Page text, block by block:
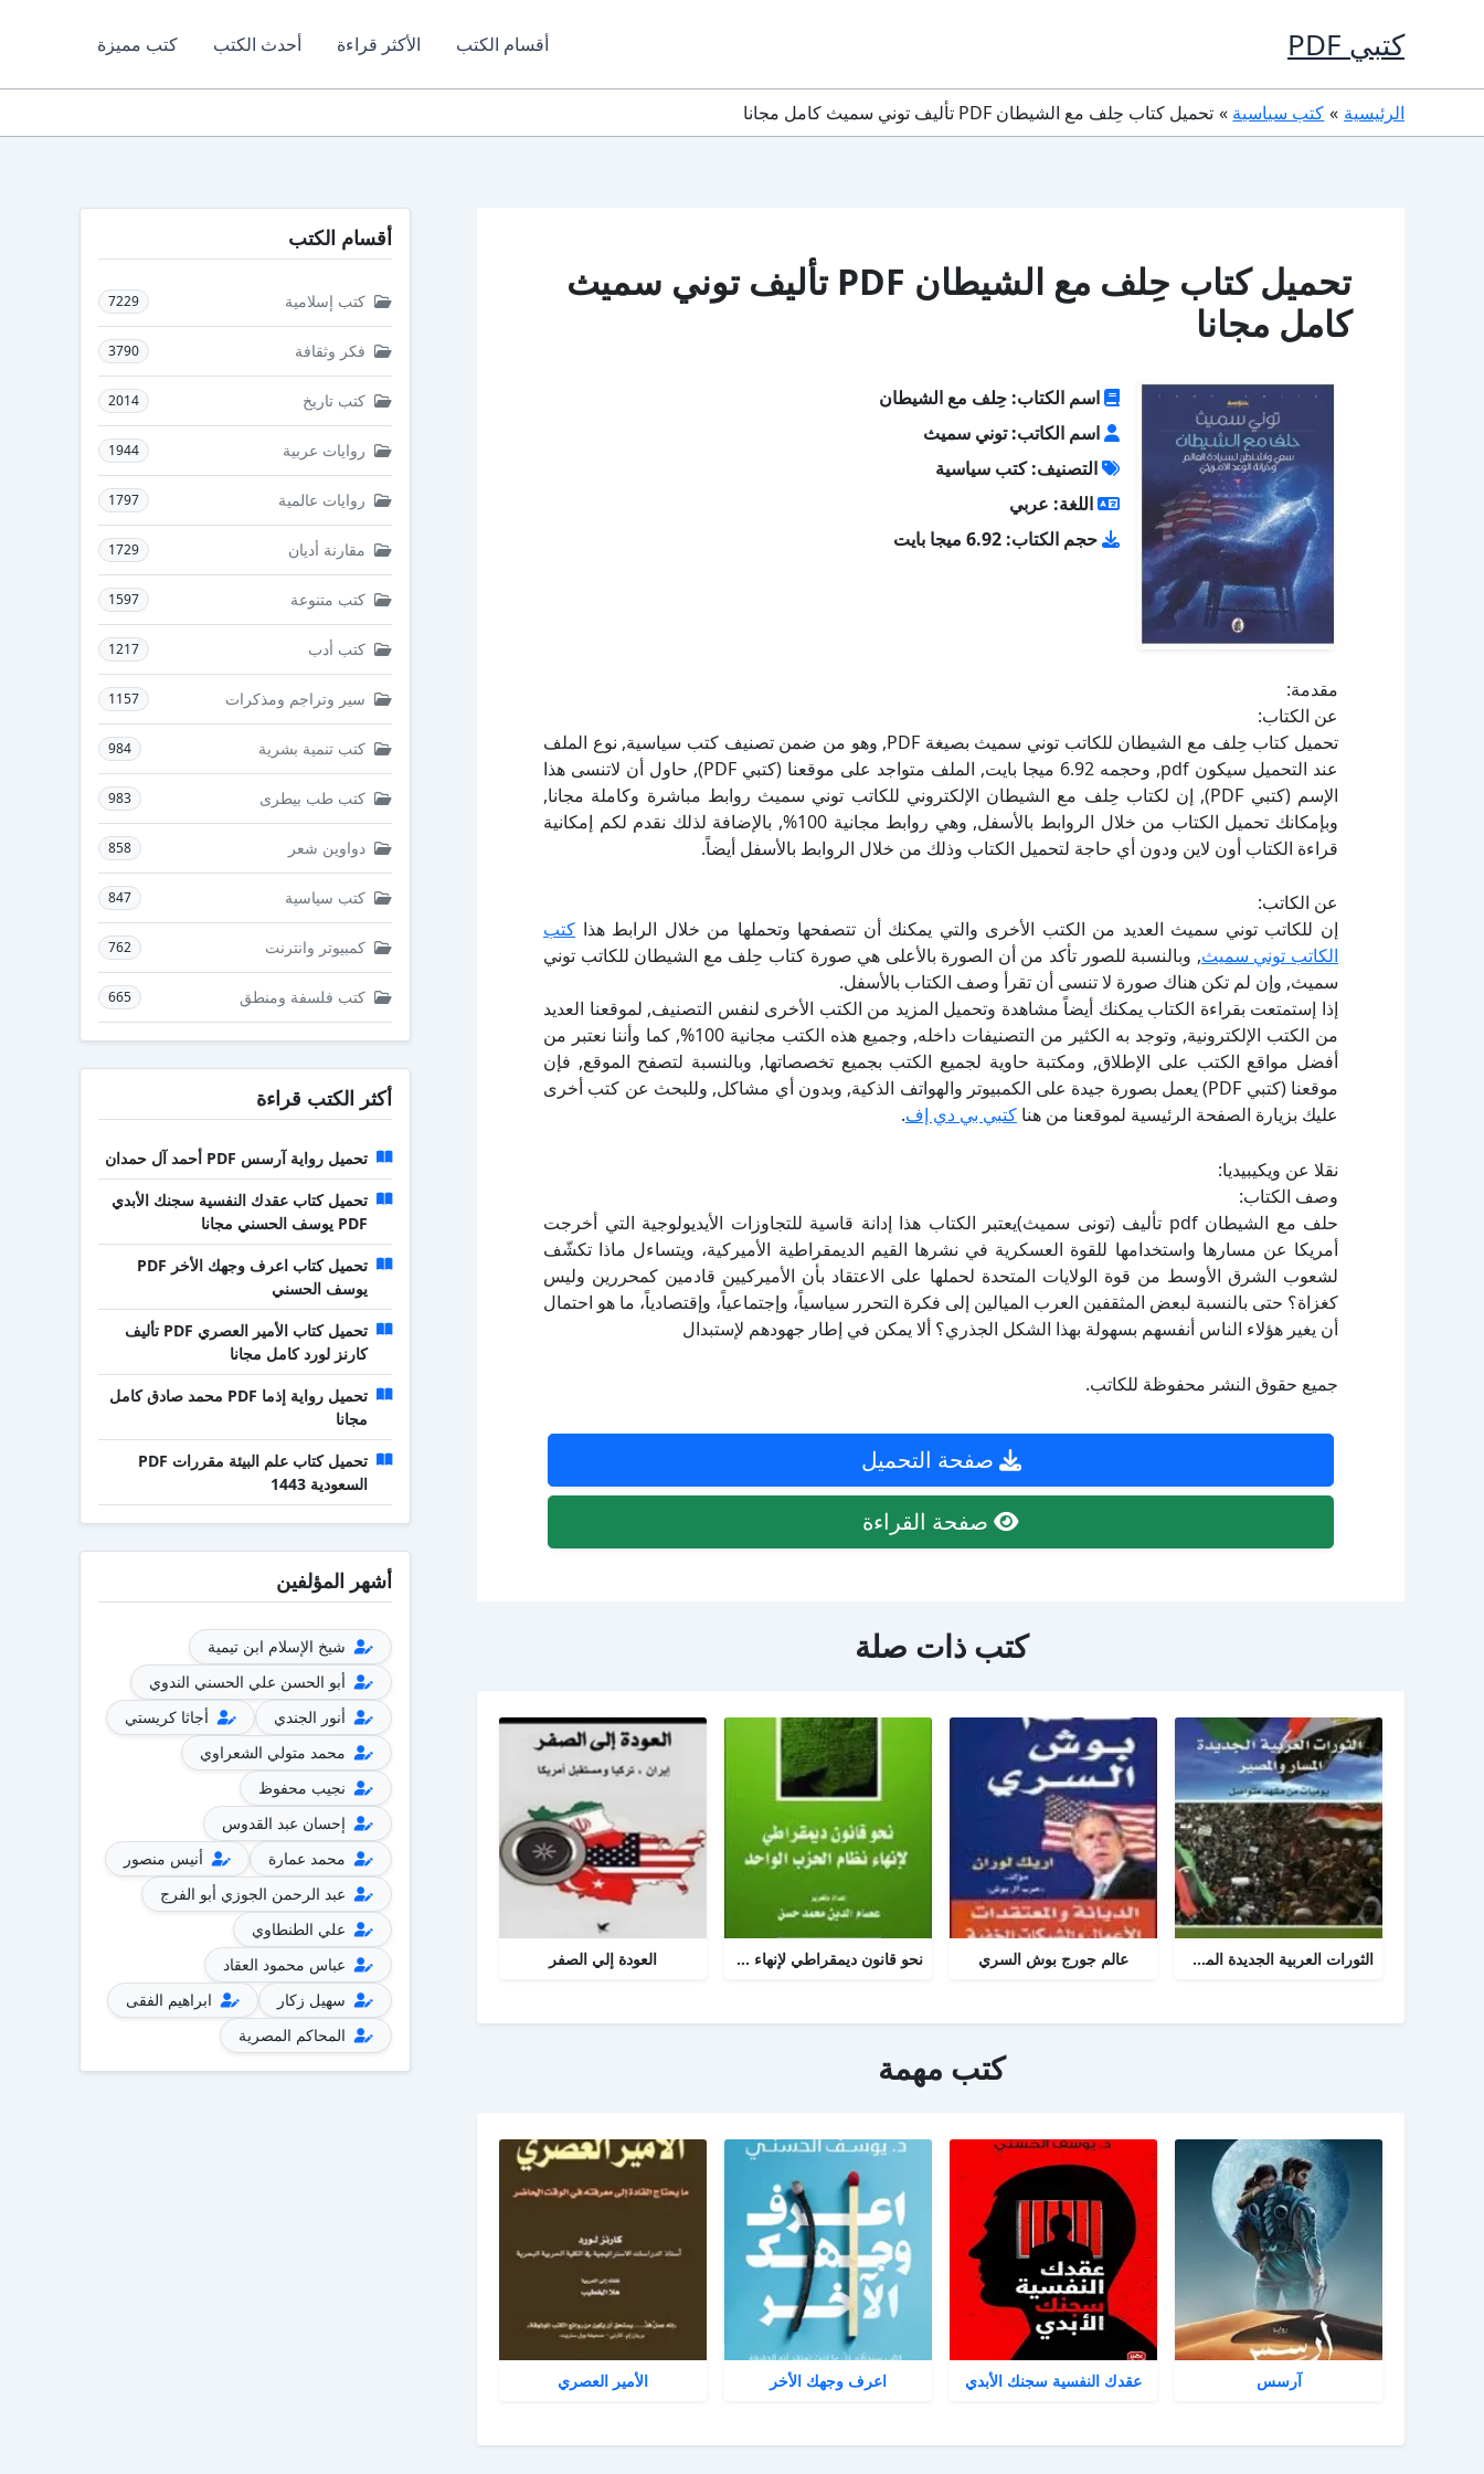
كتبي PDF أقسام الكتب الأكثر قراءة أحدث الكتب كتب مميزة
الرئيسية كتب سياسية تحميل كتاب حِلف مع الشيطان PDF تأليف توني سميث كامل مجانا
تحميل كتاب حِلف مع الشيطان PDF تأليف توني سميث
كامل مجانا
اسم الكتاب: حِلف مع الشيطان
اسم الكاتب: توني سميث
التصنيف: كتب سياسية
اللغة: عربي
حجم الكتاب: 6.92 ميجا بايت
مقدمة:
عن الكتاب:
تحميل كتاب حِلف مع الشيطان للكاتب توني سميث بصيغة PDF, وهو من ضمن تصنيف كتب سياسية, نوع الملف
عند التحميل سيكون pdf, وحجمه 6.92 ميجا بايت, الملف متواجد على موقعنا (كتبي PDF), حاول أن لاتنسى هذا
الإسم (كتبي PDF), إن لكتاب حِلف مع الشيطان الإلكتروني للكاتب توني سميث روابط مباشرة وكاملة مجانا,
وبإمكانك تحميل الكتاب من خلال الروابط بالأسفل, وهي روابط مجانية 100%, بالإضافة لذلك نقدم لكم إمكانية
قراءة الكتاب أون لاين ودون أي حاجة لتحميل الكتاب وذلك من خلال الروابط بالأسفل أيضاً.
عن الكاتب:
إن للكاتب توني سميث العديد من الكتب الأخرى والتي يمكنك أن تتصفحها وتحملها من خلال الرابط هذا كتب
الكاتب توني سميث, وبالنسبة للصور تأكد من أن الصورة بالأعلى هي صورة كتاب حِلف مع الشيطان للكاتب توني
سميث, وإن لم تكن هناك صورة لا تنسى أن تقرأ وصف الكتاب بالأسفل.
إذا إستمتعت بقراءة الكتاب يمكنك أيضاً مشاهدة وتحميل المزيد من الكتب الأخرى لنفس التصنيف, لموقعنا العديد
من الكتب الإلكترونية, وتوجد به الكثير من التصنيفات داخله, وجميع هذه الكتب مجانية 100%, كما وأننا نعتبر من
أفضل مواقع الكتب على الإطلاق, ومكتبة حاوية لجميع الكتب بجميع تخصصاتها, وبالنسبة لتصفح الموقع, فإن
موقعنا (كتبي PDF) يعمل بصورة جيدة على الكمبيوتر والهواتف الذكية, وبدون أي مشاكل, وللبحث عن كتب أخرى
عليك بزيارة الصفحة الرئيسية لموقعنا من هنا كتبي بي دي إف.
نقلا عن ويكيبيديا:
وصف الكتاب:
حلف مع الشيطان pdf تأليف (تونى سميث)يعتبر الكتاب هذا إدانة قاسية للتجاوزات الأيديولوجية التي أخرجت
أمريكا عن مسارها واستخدامها للقوة العسكرية في نشرها القيم الديمقراطية الأميركية، ويتساءل ماذا تكشّف
لشعوب الشرق الأوسط من قوة الولايات المتحدة لحملها على الاعتقاد بأن الأميركيين قادمين كمحررين وليس
كغزاة؟ حتى بالنسبة لبعض المثقفين العرب الميالين إلى فكرة التحرر سياسياً، وإجتماعياً، وإقتصادياً، ما هو احتمال
أن يغير هؤلاء الناس أنفسهم بسهولة بهذا الشكل الجذري؟ ألا يمكن في إطار جهودهم لإستبدال
جميع حقوق النشر محفوظة للكاتب.
صفحة التحميل
صفحة القراءة
كتب ذات صلة
الثورات العربية الجديدة المسار والمصير عالم جورج بوش السري نحو قانون ديمقراطي لإنهاء نظام الحزب الواحد العودة إلي الصفر
كتب مهمة
آرسس عقدك النفسية سجنك الأبدي اعرف وجهك الأخر الأمير العصري
أقسام الكتب
كتب إسلامية 7229
فكر وثقافة 3790
كتب تاريخ 2014
روايات عربية 1944
روايات عالمية 1797
مقارنة أديان 1729
كتب متنوعة 1597
كتب أدب 1217
سير وتراجم ومذكرات 1157
كتب تنمية بشرية 984
كتب طب بيطرى 983
دواوين شعر 858
كتب سياسية 847
كمبيوتر وانترنت 762
كتب فلسفة ومنطق 665
أكثر الكتب قراءة
تحميل رواية آرسس PDF أحمد آل حمدان
تحميل كتاب عقدك النفسية سجنك الأبدي
PDF يوسف الحسني مجانا
تحميل كتاب اعرف وجهك الأخر PDF
يوسف الحسني
تحميل كتاب الأمير العصري PDF تأليف
كارنز لورد كامل مجانا
تحميل رواية إذما PDF محمد صادق كامل
مجانا
تحميل كتاب علم البيئة مقررات PDF
السعودية 1443
أشهر المؤلفين
شيخ الإسلام ابن تيمية
أبو الحسن علي الحسني الندوي
أنور الجندي
أجاثا كريستي
محمد متولي الشعراوي
نجيب محفوظ
إحسان عبد القدوس
محمد عمارة
أنيس منصور
عبد الرحمن الجوزي أبو الفرج
علي الطنطاوي
عباس محمود العقاد
سهيل زكار
ابراهيم الفقى
المحاكم المصرية